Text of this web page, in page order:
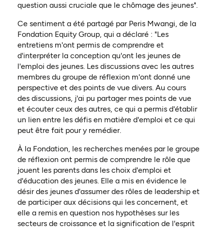
question aussi cruciale que le chômage des jeunes".
Ce sentiment a été partagé par Peris Mwangi, de la
Fondation Equity Group, qui a déclaré : "Les
entretiens m'ont permis de comprendre et
d'interpréter la conception qu'ont les jeunes de
l'emploi des jeunes. Les discussions avec les autres
membres du groupe de réflexion m'ont donné une
perspective et des points de vue divers. Au cours
des discussions, j'ai pu partager mes points de vue
et écouter ceux des autres, ce qui a permis d'établir
un lien entre les défis en matière d'emploi et ce qui
peut être fait pour y remédier.
À la Fondation, les recherches menées par le groupe
de réflexion ont permis de comprendre le rôle que
jouent les parents dans les choix d'emploi et
d'éducation des jeunes. Elle a mis en évidence le
désir des jeunes d'assumer des rôles de leadership et
de participer aux décisions qui les concernent, et
elle a remis en question nos hypothèses sur les
secteurs de croissance et la signification de l'esprit